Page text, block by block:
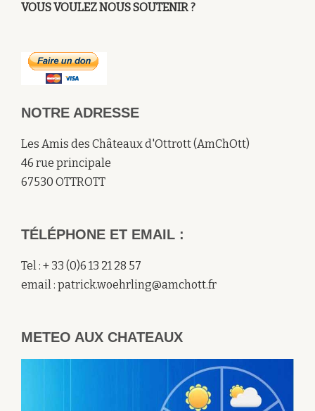
VOUS VOULEZ NOUS SOUTENIR ?
NOTRE ADRESSE
Les Amis des Châteaux d'Ottrott (AmChOtt)
46 rue principale
67530 OTTROTT
TÉLÉPHONE ET EMAIL :
Tel : + 33 (0)6 13 21 28 57
email : patrick.woehrling@amchott.fr
METEO AUX CHATEAUX